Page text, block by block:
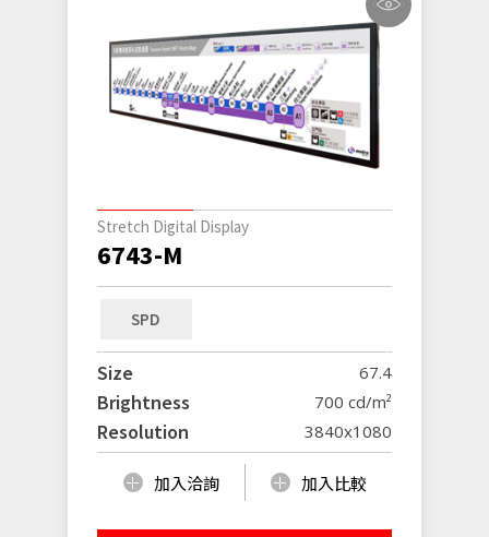
Stretch Digital Display
6743-M
SPD
Size 67.4
Brightness 700 cd/m²
Resolution 3840x1080
加入洽詢 加入比較